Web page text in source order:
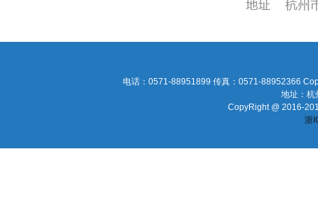
电话：0571-88951899 传真：0571-88952366
地址：杭
CopyRight @ 2016-
浙